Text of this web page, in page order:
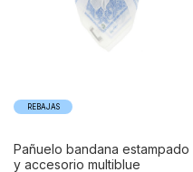
REBAJAS
pañuelo bandana estampado
y accesorio multiblue